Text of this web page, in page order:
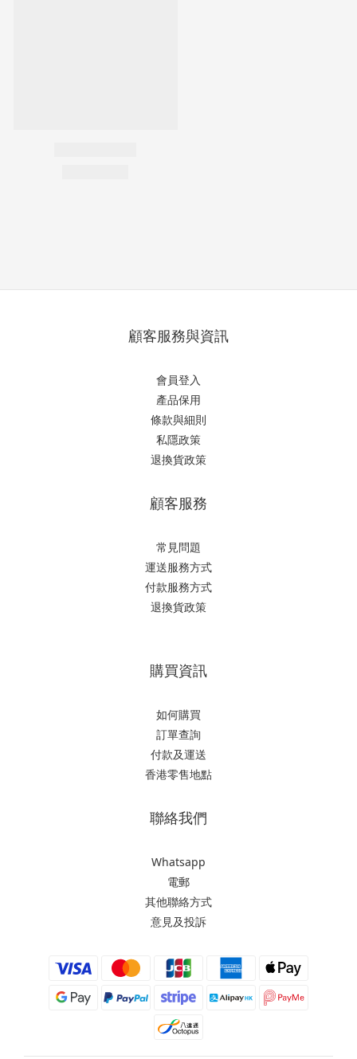
顧客服務與資訊
會員登入
產品保用
條款與細則
私隱政策
退換貨政策
顧客服務
常見問題
運送服務方式
付款服務方式
退換貨政策
購買資訊
如何購買
訂單查詢
付款及運送
香港零售地點
聯絡我們
Whatsapp
電郵
其他聯絡方式
意見及投訴